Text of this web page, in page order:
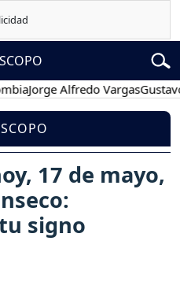
Alfredo VargasGustavo Petro
17 de mayo,
signo